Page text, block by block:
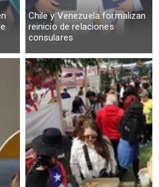
Chile y Venezuela formalizan
reinicio de relaciones
consulares